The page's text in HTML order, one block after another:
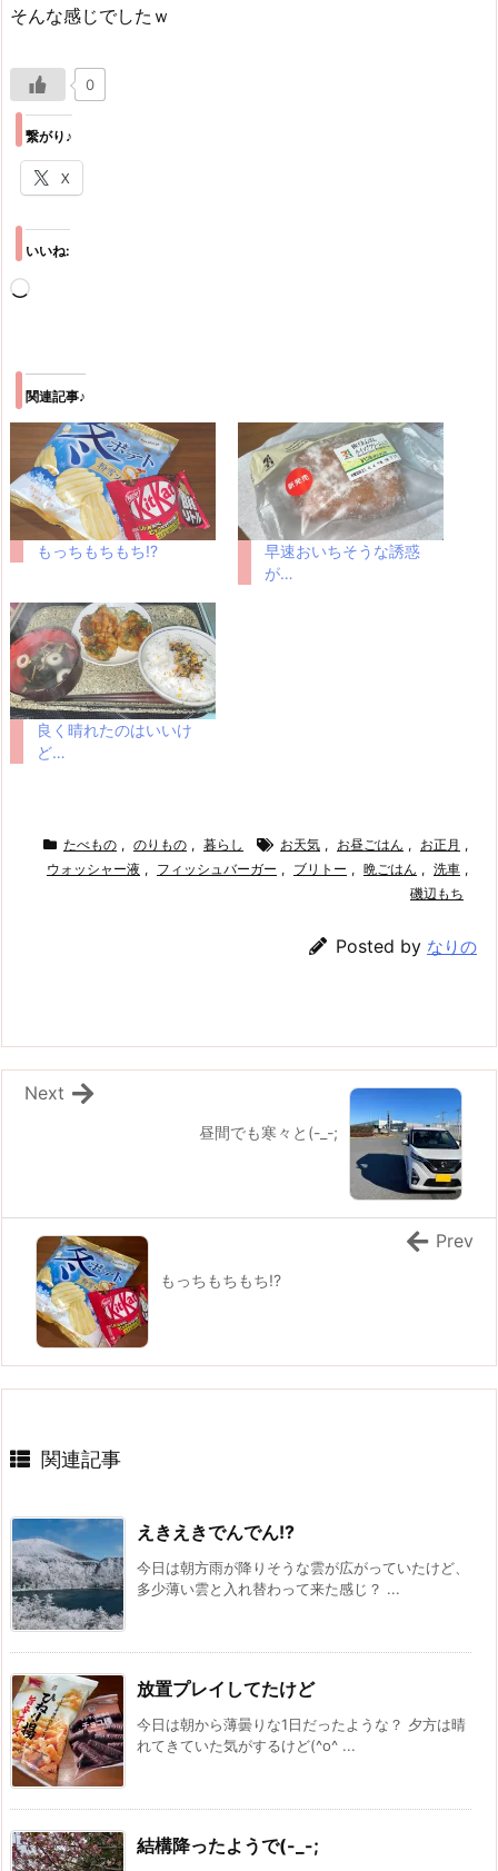
そんな感じでしたｗ
0
繋がり♪
X
いいね:
み
中…
関連記事♪
もっちもちもち!?
早速おいちそうな誘惑
が…
良く晴れたのはいいけ
ど…
たべもの , のりもの , 暮らし お天気 , お昼ごはん , お正月 ,
ウォッシャー液 , フィッシュバーガー , ブリトー , 晩ごはん , 洗車 ,
磯辺もち
Posted by なりの
昼間でも寒々と(-_-;
Next
もっちもちもち!?
Prev
関連記事
えきえきでんでん!?
今日は朝方雨が降りそうな雲が広がっていたけど、
多少薄い雲と入れ替わって来た感じ？ ...
放置プレイしてたけど
今日は朝から薄曇りな1日だったような？ 夕方は晴
れてきていた気がするけど(^o^ ...
結構降ったようで(-_-;